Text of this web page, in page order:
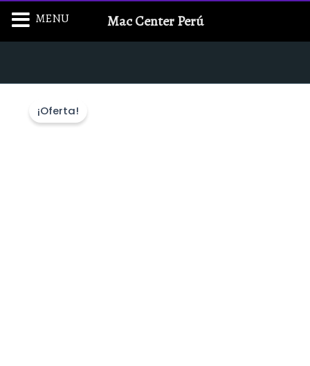
contenido
¡Oferta!
MENU Mac Center Perú